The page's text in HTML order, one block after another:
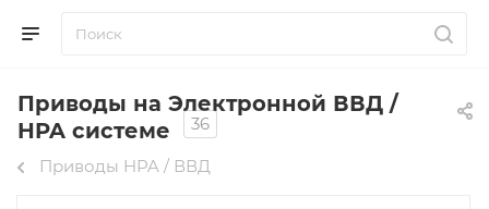
Приводы на Электронной ВВД /
HPA системе
36
Приводы HPA / ВВД